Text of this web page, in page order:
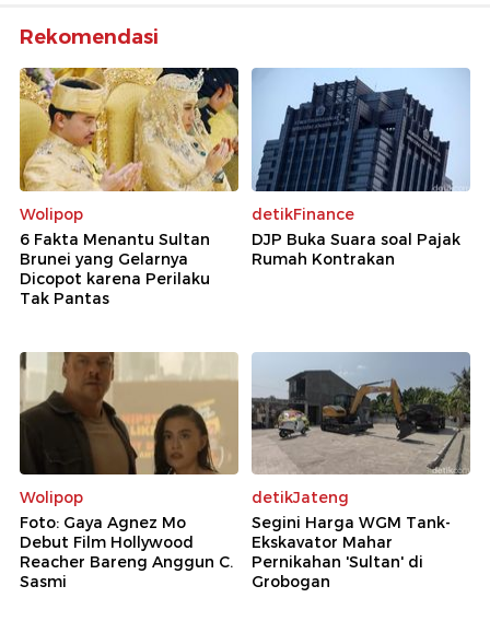
Rekomendasi
Wolipop
6 Fakta Menantu Sultan
Brunei yang Gelarnya
Dicopot karena Perilaku
Tak Pantas
detikFinance
DJP Buka Suara soal Pajak
Rumah Kontrakan
Wolipop
Foto: Gaya Agnez Mo
Debut Film Hollywood
Reacher Bareng Anggun C.
Sasmi
detikJateng
Segini Harga WGM Tank-
Ekskavator Mahar
Pernikahan 'Sultan' di
Grobogan